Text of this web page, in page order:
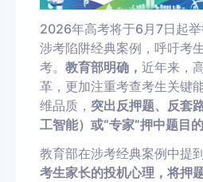
2026年高考将于6 月7日起
涉考陷阱经典案例，呼吁考
考。 教育部明确， 近年来，
革，更加注重考查考生关键
维品质， 突出反押题、反套
工智能）或“专家”押中题目
教育部在涉考经典案例中提到
考生家长的投机心理，将押